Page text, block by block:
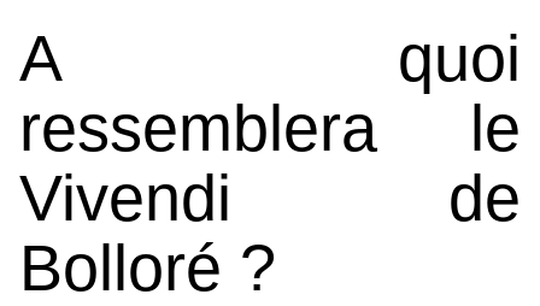
A quoi
ressemblera le
Vivendi de
Bolloré ?